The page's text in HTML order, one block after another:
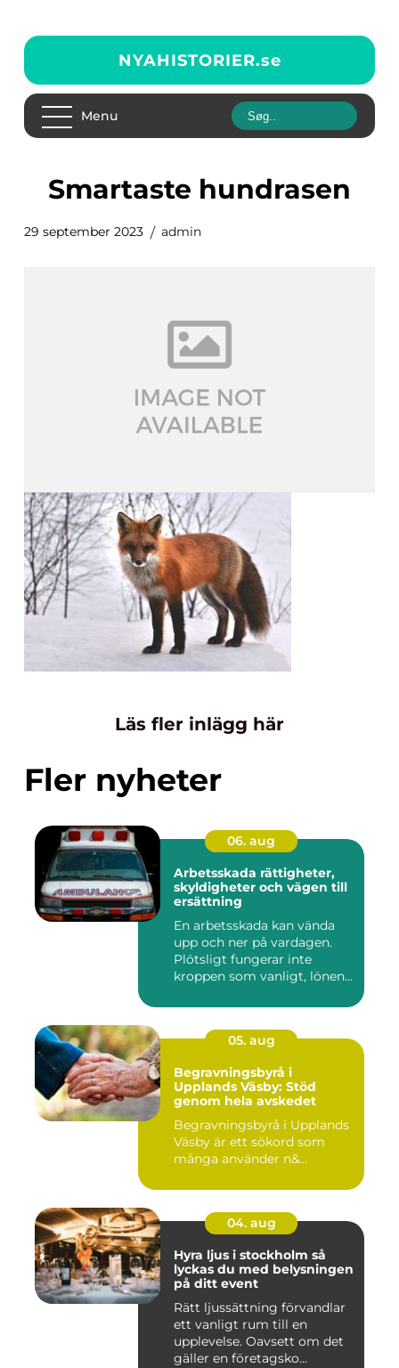
NYAHISTORIER.se
Menu
smartaste hundrasen
29 september 2023 admin
Läs fler inlägg här
Fler nyheter
06. aug
Arbetsskada rättigheter,
skyldigheter och vägen till
ersättning
En arbetsskada kan vända
upp och ner på vardagen.
Plötsligt fungerar inte
kroppen som vanligt, lönen...
05. aug
Begravningsbyrå i
Upplands Väsby: Stöd
genom hela avskedet
Begravningsbyrå i Upplands
Väsby är ett sökord som
många använder n&...
04. aug
Hyra ljus i stockholm så
lyckas du med belysningen
på ditt event
Rätt ljussättning förvandlar
ett vanligt rum till en
upplevelse. Oavsett om det
gäller en företagsko...